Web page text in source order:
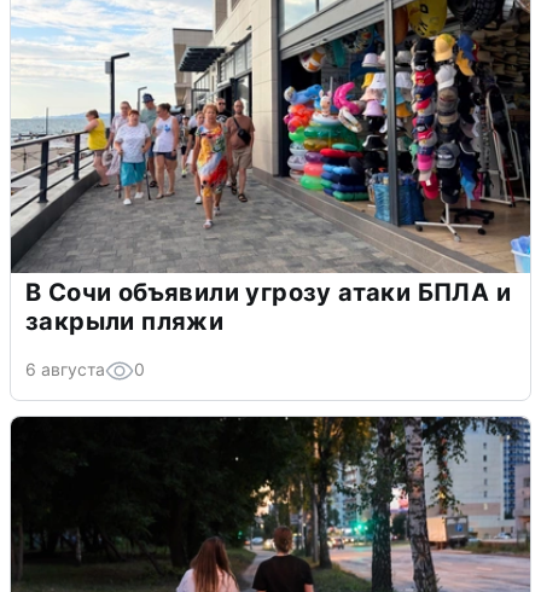
В Сочи объявили угрозу атаки БПЛА и
закрыли пляжи
6 августа 0